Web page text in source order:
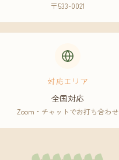
〒533-0021
対応エリア
全国対応
Zoom・チャットでお打ち合わせ